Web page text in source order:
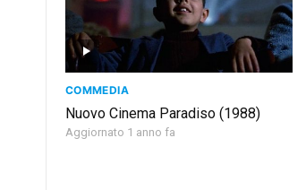
COMMEDIA
Nuovo Cinema Paradiso (1988)
Aggiornato 1 anno fa